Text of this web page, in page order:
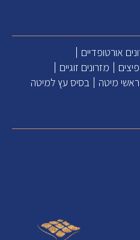
אורטופדיים
מזרונים זוגיים
ראשי מיטה בסיס עץ למיטה